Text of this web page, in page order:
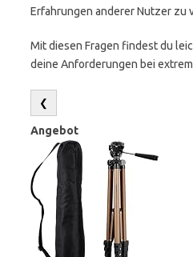
Erfahrungen anderer Nutzer zu
Mit diesen Fragen findest du
deine Anforderungen bei
❮
Angebot